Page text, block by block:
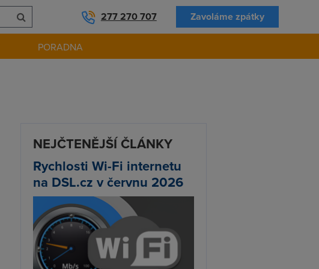
277 270 707 Zavoláme zpátky
PORADNA
NEJČTENĚJŠÍ ČLÁNKY
Rychlosti Wi-Fi internetu
na DSL.cz v červnu 2026